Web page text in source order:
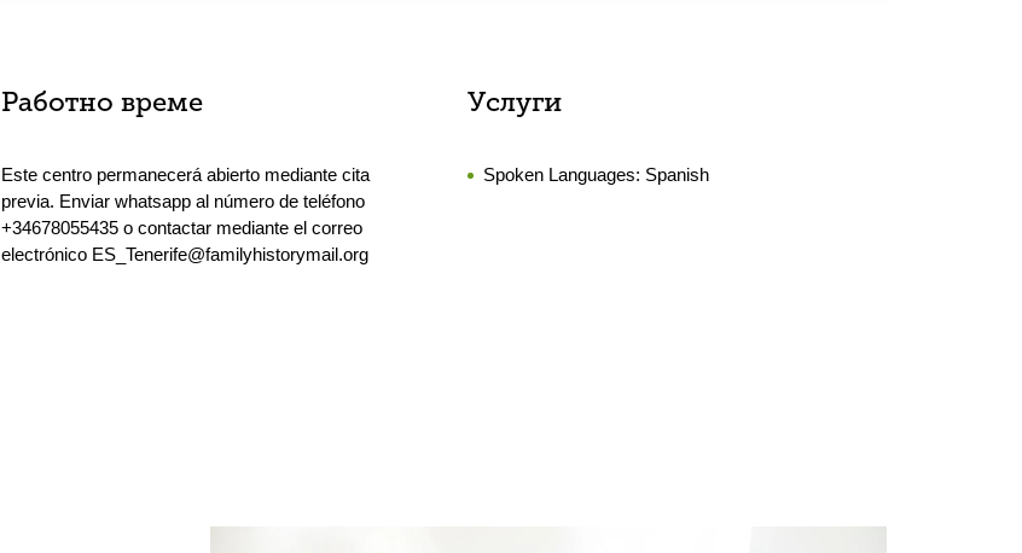
Работно време
Este centro permanecerá abierto mediante cita
previa. Enviar whatsapp al número de teléfono
+34678055435 o contactar mediante el correo
electrónico ES_Tenerife@familyhistorymail.org
Услуги
Spoken Languages: Spanish